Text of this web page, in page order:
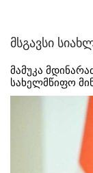
მსგავსი
მამუკა
სახელმწიფო